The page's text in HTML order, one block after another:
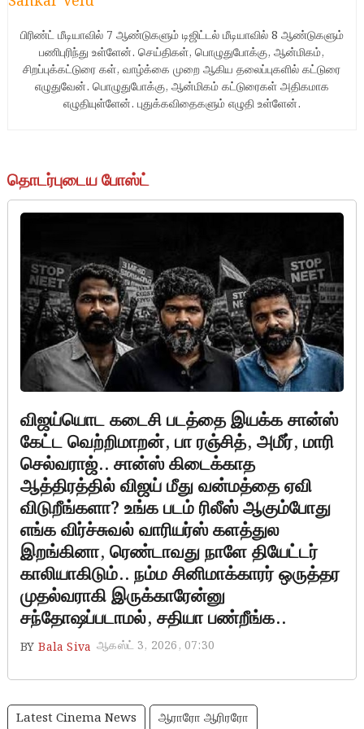
பிரிண்ட் மீடியாவில் 7 ஆண்டுகளும் டிஜிட்டல் மீடியாவில் 8 ஆண்டுகளும்
பணிபுரிந்து உள்ளேன். செய்திகள், பொழுதுபோக்கு, ஆன்மிகம்,
சிறப்புக்கட்டுரை கள், வாழ்க்கை முறை ஆகிய தலைப்புகளில் கட்டுரை
எழுதுவேன். பொழுதுபோக்கு, ஆன்மிகம் கட்டுரைகள் அதிகமாக
எழுதியுள்ளேன். புதுக்கவிதைகளும் எழுதி உள்ளேன்.
தொடர்புடைய போஸ்ட்
விஜய்யொட கடைசி படத்தை இயக்க சான்ஸ்
கேட்ட வெற்றிமாறன், பா ரஞ்சித், அமீர், மாரி
செல்வராஜ்.. சான்ஸ் கிடைக்காத
ஆத்திரத்தில் விஜய் மீது வன்மத்தை ஏவி
விடுறீங்களா? உங்க படம் ரிலீஸ் ஆகும்போது
எங்க விர்ச்சுவல் வாரியர்ஸ் களத்துல
இறங்கினா, ரெண்டாவது நாளே தியேட்டர்
காலியாகிடும்.. நம்ம சினிமாக்காரர் ஒருத்தர
முதல்வராகி இருக்காரேன்னு
சந்தோஷப்படாமல், சதியா பண்றீங்க..
BY Bala Siva ஆகஸ்ட் 3, 2026, 07:30
Latest Cinema News
ஆராரோ ஆரிரரோ